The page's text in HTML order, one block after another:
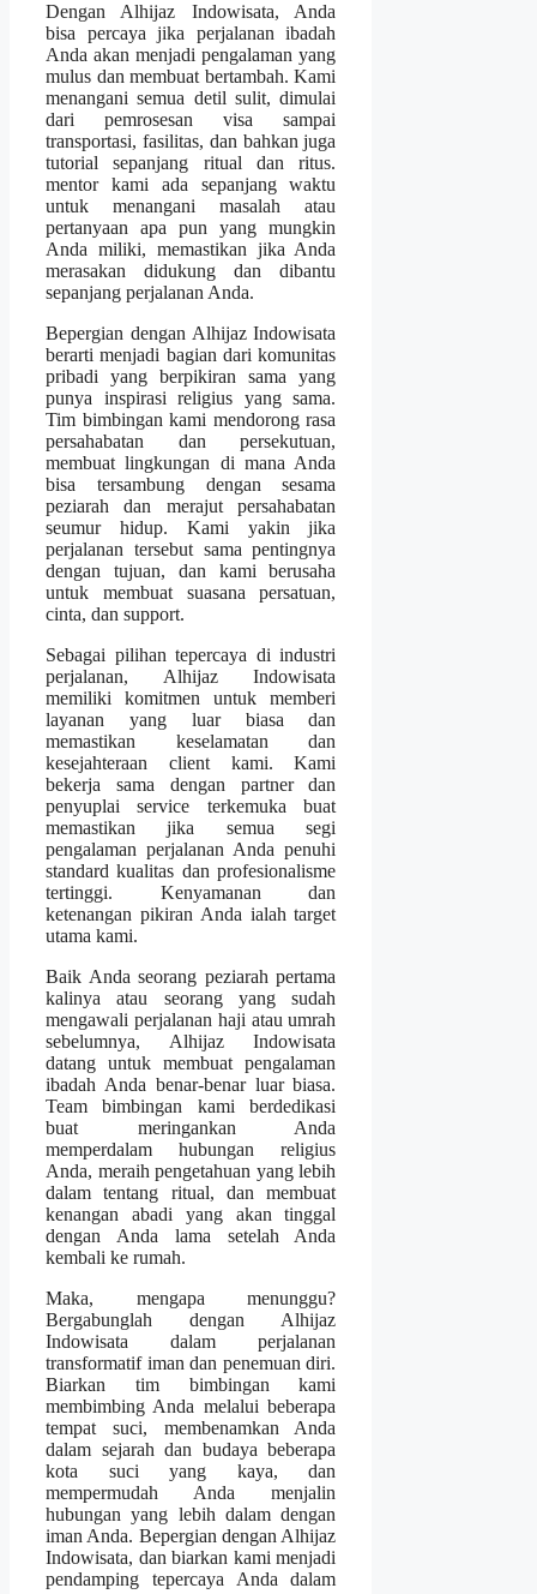
Dengan Alhijaz Indowisata, Anda
bisa percaya jika perjalanan ibadah
Anda akan menjadi pengalaman yang
mulus dan membuat bertambah. Kami
menangani semua detil sulit, dimulai
dari pemrosesan visa sampai
transportasi, fasilitas, dan bahkan juga
tutorial sepanjang ritual dan ritus.
mentor kami ada sepanjang waktu
untuk menangani masalah atau
pertanyaan apa pun yang mungkin
Anda miliki, memastikan jika Anda
merasakan didukung dan dibantu
sepanjang perjalanan Anda.
Bepergian dengan Alhijaz Indowisata
berarti menjadi bagian dari komunitas
pribadi yang berpikiran sama yang
punya inspirasi religius yang sama.
Tim bimbingan kami mendorong rasa
persahabatan dan persekutuan,
membuat lingkungan di mana Anda
bisa tersambung dengan sesama
peziarah dan merajut persahabatan
seumur hidup. Kami yakin jika
perjalanan tersebut sama pentingnya
dengan tujuan, dan kami berusaha
untuk membuat suasana persatuan,
cinta, dan support.
Sebagai pilihan tepercaya di industri
perjalanan, Alhijaz Indowisata
memiliki komitmen untuk memberi
layanan yang luar biasa dan
memastikan keselamatan dan
kesejahteraan client kami. Kami
bekerja sama dengan partner dan
penyuplai service terkemuka buat
memastikan jika semua segi
pengalaman perjalanan Anda penuhi
standard kualitas dan profesionalisme
tertinggi. Kenyamanan dan
ketenangan pikiran Anda ialah target
utama kami.
Baik Anda seorang peziarah pertama
kalinya atau seorang yang sudah
mengawali perjalanan haji atau umrah
sebelumnya, Alhijaz Indowisata
datang untuk membuat pengalaman
ibadah Anda benar-benar luar biasa.
Team bimbingan kami berdedikasi
buat meringankan Anda
memperdalam hubungan religius
Anda, meraih pengetahuan yang lebih
dalam tentang ritual, dan membuat
kenangan abadi yang akan tinggal
dengan Anda lama setelah Anda
kembali ke rumah.
Maka, mengapa menunggu?
Bergabunglah dengan Alhijaz
Indowisata dalam perjalanan
transformatif iman dan penemuan diri.
Biarkan tim bimbingan kami
membimbing Anda melalui beberapa
tempat suci, membenamkan Anda
dalam sejarah dan budaya beberapa
kota suci yang kaya, dan
mempermudah Anda menjalin
hubungan yang lebih dalam dengan
iman Anda. Bepergian dengan Alhijaz
Indowisata, dan biarkan kami menjadi
pendamping tepercaya Anda dalam